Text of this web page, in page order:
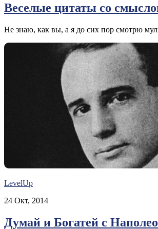
Веселые цитаты со
Не знаю, как вы, а я до сих пор смотрю
LevelUp
24 Окт, 2014
Думай и Богатей с